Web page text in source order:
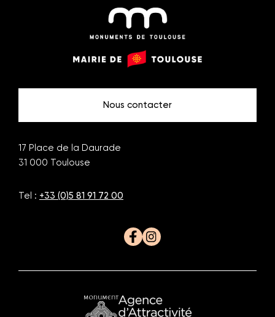
t
i
o
Monuments Mairie
Nous contacter
17 Place de la Daurade
31 000 Toulouse
Tel : +33 (0)5 81 91 72 00
FacebookInstagram